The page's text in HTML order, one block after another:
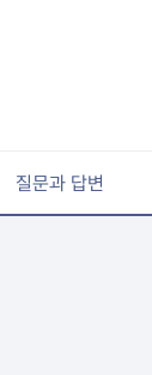
질문과 답변